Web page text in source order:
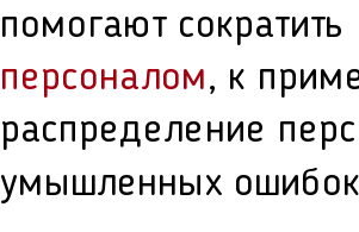
помогают
персоналом, к
распределение
умышленных ошибок